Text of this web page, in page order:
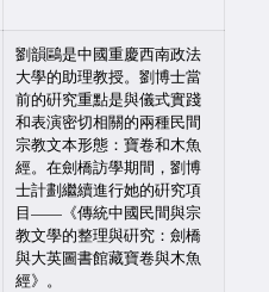
劉韻鷗是中國重慶西南政法
大學的助理教授。劉博士當
前的硏究重點是與儀式實踐
和表演密切相關的兩種民間
宗教文本形態：寶卷和木魚
經。在劍橋訪學期間，劉博
士計劃繼續進行她的硏究項
目——《傳統中國民間與宗
教文學的整理與硏究：劍橋
與大英圖書館藏寶卷與木魚
經》。